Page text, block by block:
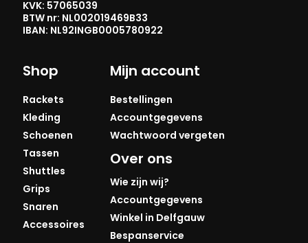
KVK: 57065039
BTW nr: NL002019469B33
IBAN: NL92INGB0005780922
Shop
Rackets
Kleding
Schoenen
Tassen
Shuttles
Grips
Snaren
Accessoires
Mijn account
Bestellingen
Accountgegevens
Wachtwoord vergeten
Over ons
Wie zijn wij?
Accountgegevens
Winkel in Delfgauw
Bespanservice